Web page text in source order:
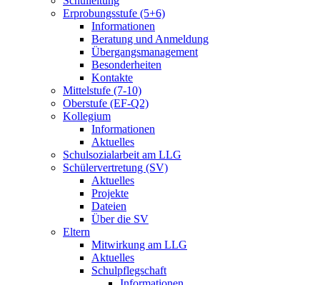
Erprobungsstufe (5+6)
Informationen
Beratung und Anmeldung
Übergangsmanagement
Besonderheiten
Kontakte
Mittelstufe (7-10)
Oberstufe (EF-Q2)
Kollegium
Informationen
Aktuelles
Schulsozialarbeit am LLG
Schülervertretung (SV)
Aktuelles
Projekte
Dateien
Über die SV
Eltern
Mitwirkung am LLG
Aktuelles
Schulpflegschaft